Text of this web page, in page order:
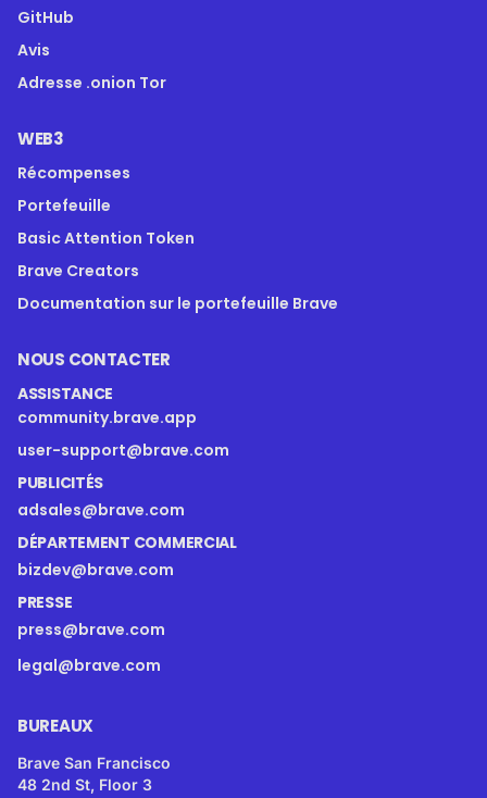
GitHub
Avis
Adresse .onion Tor
WEB3
Récompenses
Portefeuille
Basic Attention Token
Brave Creators
Documentation sur le portefeuille Brave
NOUS CONTACTER
ASSISTANCE
community.brave.app
user-support@brave.com
PUBLICITÉS
adsales@brave.com
DÉPARTEMENT COMMERCIAL
bizdev@brave.com
PRESSE
press@brave.com
legal@brave.com
BUREAUX
Brave San Francisco
48 2nd St, Floor 3